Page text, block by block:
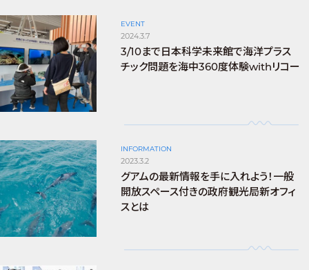
EVENT
2024.3.7
3/10まで日本科学未来館で海洋プラス
チック問題を海中360度体験withリコー
INFORMATION
2023.3.2
グアムの最新情報を手に入れよう！一般
開放スペース付きの政府観光局新オフィ
スとは